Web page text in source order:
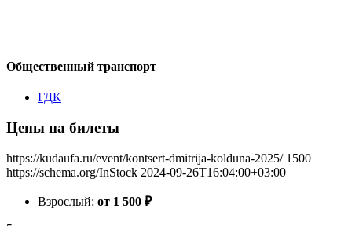
Общественный транспорт
ГДК
Цены на билеты
https://kudaufa.ru/event/kontsert-dmitrija-kolduna-2025/ 1500
https://schema.org/InStock 2024-09-26T16:04:00+03:00
Взрослый: от 1 500 ₽